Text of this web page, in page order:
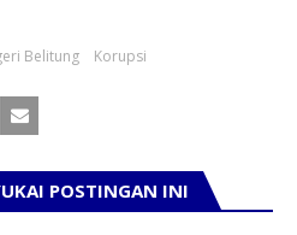
Belitung Korupsi
POSTINGAN INI